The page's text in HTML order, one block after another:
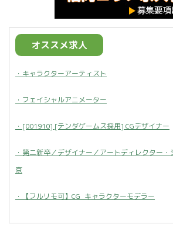
オススメ求人
・キャラクターアーティスト
・フェイシャルアニメーター
・[001910] [テンダゲームス採用] CGデザイナー
・第二新卒／デザイナー／アートディレクター
京
・【フルリモ可】CG_キャラクターモデラー